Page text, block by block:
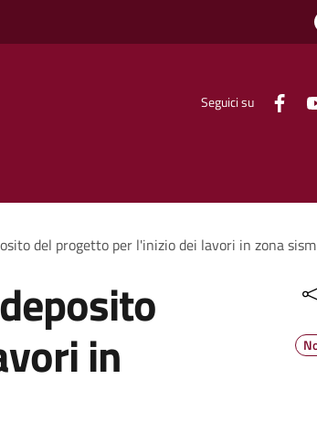
Seguici su
del progetto per l'inizio dei lavori in zona
in